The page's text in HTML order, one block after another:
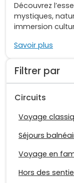
Filtrer par
Circuits
Voyage
Séjours
Voyage en
Hors des
Découvrez
mystiques,
immersion
Savoir plus